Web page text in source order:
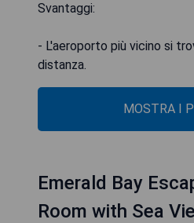
Svantaggi:
- L'aeroporto più vicino si
distanza.
MOSTRA I
Emerald Bay
Room with Sea